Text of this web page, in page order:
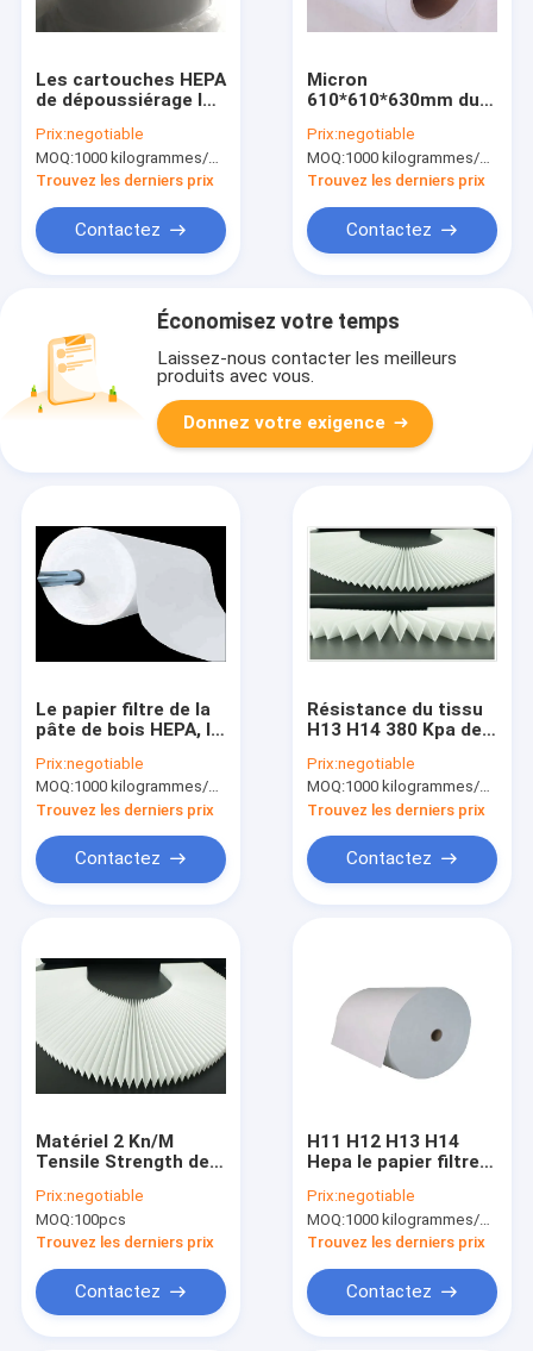
Les cartouches HEPA
de dépoussiérage la
largeur PTFE du
papier filtre 6cm-
10cm
Prix:negotiable
MOQ:1000 kilogrammes/kilogrammes (Min. Order)
Trouvez les derniers prix
Contactez
Micron
610*610*630mm du
de verre de filtre de
H10 Hepa 0,3
Prix:negotiable
MOQ:1000 kilogrammes/kilogrammes (Min. Order)
Trouvez les derniers prix
Contactez
Économisez votre temps
Laissez-nous contacter les meilleurs
produits avec vous.
Donnez votre exigence
Le papier filtre de la
pâte de bois HEPA, le
microns ISO9001 a
approuvé
Prix:negotiable
MOQ:1000 kilogrammes/kilogrammes (Min. Order)
Trouvez les derniers prix
Contactez
Résistance du tissu
H13 H14 380 Kpa de
fibre de verre
Prix:negotiable
MOQ:1000 kilogrammes/kilogrammes (Min. Order)
Trouvez les derniers prix
Contactez
Matériel 2 Kn/M
Tensile Strength de
papier filtre de Whtie
Hepa
Prix:negotiable
MOQ:100pcs
Trouvez les derniers prix
Contactez
H11 H12 H13 H14
Hepa le papier filtre
petit pain matériel de
médias
Prix:negotiable
MOQ:1000 kilogrammes/kilogrammes (Min. Order)
Trouvez les derniers prix
Contactez